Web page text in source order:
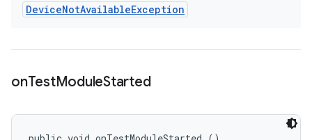
DeviceNotAvailableException
onTestModuleStarted